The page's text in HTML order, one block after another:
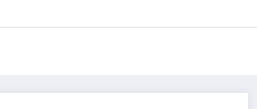
Trivela
L'actualité du football